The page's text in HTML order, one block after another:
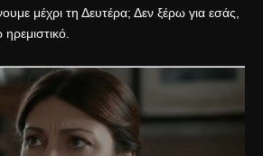
μέχρι τη Δευτέρα; Δεν ξέρω για εσάς,